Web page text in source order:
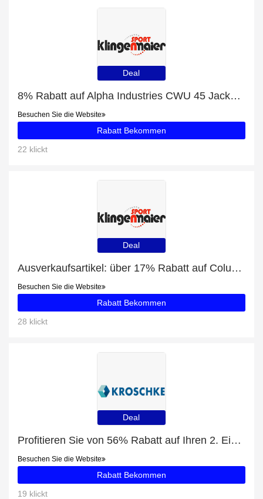
Deal
8% Rabatt auf Alpha Industries CWU 45 Jacket Herren Bomberjacke schwarz
Besuchen Sie die Website
Rabatt Bekommen
22 klickt
Deal
Ausverkaufsartikel: über 17% Rabatt auf Columbia Puffect Hooded Jacket Herren Winterjacke grün schwarz
Besuchen Sie die Website
Rabatt Bekommen
28 klickt
Deal
Profitieren Sie von 56% Rabatt auf Ihren 2. Einkauf
Besuchen Sie die Website
Rabatt Bekommen
19 klickt